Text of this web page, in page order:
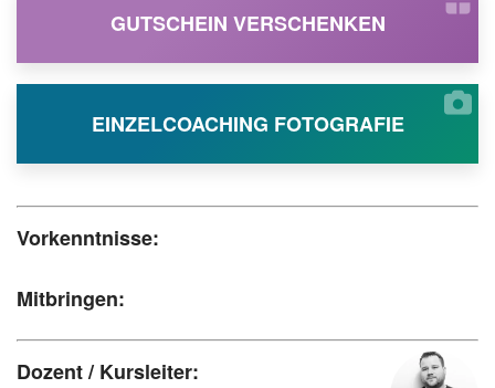
GUTSCHEIN VERSCHENKEN
EINZELCOACHING FOTOGRAFIE
Vorkenntnisse:
Mitbringen:
Dozent / Kursleiter: